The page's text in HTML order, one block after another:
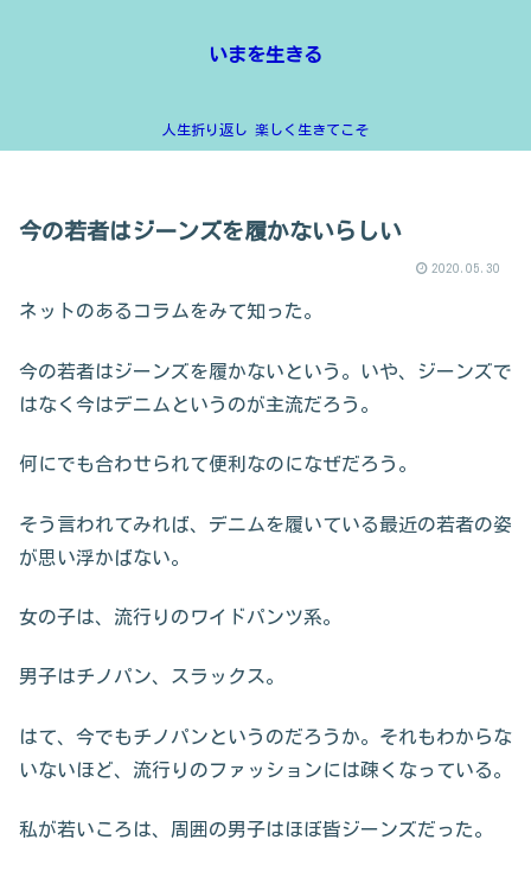
いまを生きる
人生折り返し 楽しく生きてこそ
今の若者はジーンズを履かないらしい
2020.05.30
ネットのあるコラムをみて知った。
今の若者はジーンズを履かないという。いや、ジーンズで
はなく今はデニムというのが主流だろう。
何にでも合わせられて便利なのになぜだろう。
そう言われてみれば、デニムを履いている最近の若者の姿
が思い浮かばない。
女の子は、流行りのワイドパンツ系。
男子はチノパン、スラックス。
はて、今でもチノパンというのだろうか。それもわからな
いないほど、流行りのファッションには疎くなっている。
私が若いころは、周囲の男子はほぼ皆ジーンズだった。